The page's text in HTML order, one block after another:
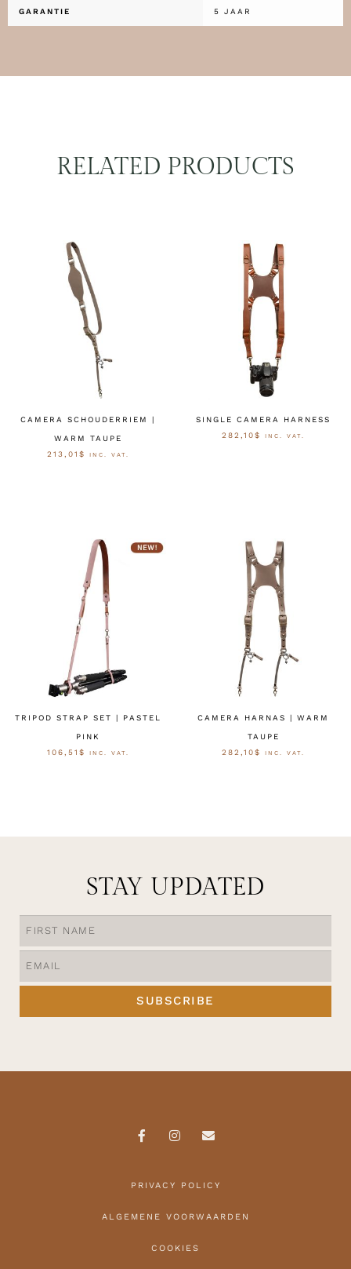
GARANTIE 5 JAAR
RELATED PRODUCTS
CAMERA SCHOUDERRIEM |
WARM TAUPE
213,01 $ INC. VAT.
SINGLE CAMERA HARNESS
282,10$ INC. VAT.
TRIPOD STRAP SET | PASTEL
PINK
106,51 $ INC. VAT.
CAMERA HARNAS | WARM
TAUPE
282,10$ INC. VAT.
STAY UPDATED
SUBSCRIBE
PRIVACY POLICY
ALGEMENE VOORWAARDEN
COOKIES